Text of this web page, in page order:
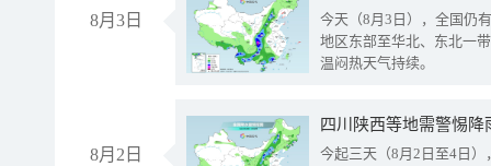
8月3日
今天（8月3日），全国仍
地区东部至华北、东北一
温闷热天气持续。
8月2日
今起三天（8月2日至4日